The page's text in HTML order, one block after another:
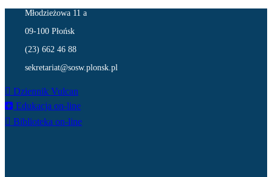
Młodzieżowa 11 a
09-100 Płońsk
(23) 662 46 88
sekretariat@sosw.plonsk.pl
Dziennik Vulcan
Edukacja on-line
Biblioteka on-line